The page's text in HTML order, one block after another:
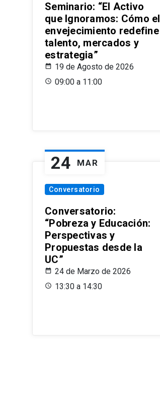
Seminario: “El Activo
que Ignoramos: Cómo el
envejecimiento redefine
talento, mercados y
estrategia”
19 de Agosto de 2026
09:00 a 11:00
24 MAR
Conversatorio
Conversatorio:
“Pobreza y Educación:
Perspectivas y
Propuestas desde la
UC”
24 de Marzo de 2026
13:30 a 14:30